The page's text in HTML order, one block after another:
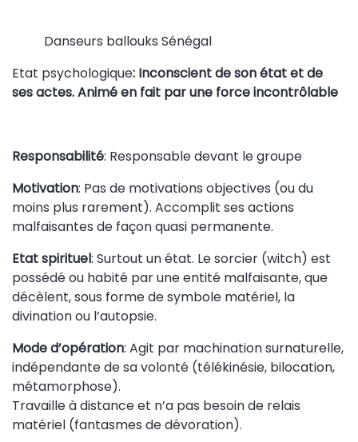
Danseurs ballouks Sénégal
Etat psychologique: Inconscient de son état et de
ses actes. Animé en fait par une force incontrôlable
Responsabilité: Responsable devant le groupe
Motivation: Pas de motivations objectives (ou du
moins plus rarement). Accomplit ses actions
malfaisantes de façon quasi permanente.
Etat spirituel: Surtout un état. Le sorcier (witch) est
possédé ou habité par une entité malfaisante, que
décèlent, sous forme de symbole matériel, la
divination ou l’autopsie.
Mode d’opération: Agit par machination surnaturelle,
indépendante de sa volonté (télékinésie, bilocation,
métamorphose).
Travaille à distance et n’a pas besoin de relais
matériel (fantasmes de dévoration).